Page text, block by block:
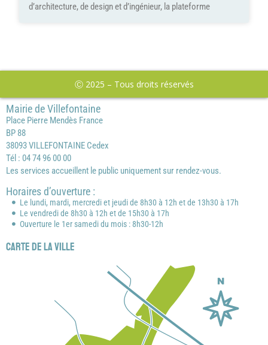
d’architecture, de design et d’ingénieur, la plateforme
Ⓒ 2025 – Tous droits réservés
Mairie de Villefontaine
Place Pierre Mendès France
BP 88
38093 VILLEFONTAINE Cedex
Tél : 04 74 96 00 00
Les services accueillent le public uniquement sur rendez-vous.
Horaires d’ouverture :
Le lundi, mardi, mercredi et jeudi de 8h30 à 12h et de 13h30 à 17h
Le vendredi de 8h30 à 12h et de 15h30 à 17h
Ouverture le 1er samedi du mois : 8h30-12h
Carte de la ville